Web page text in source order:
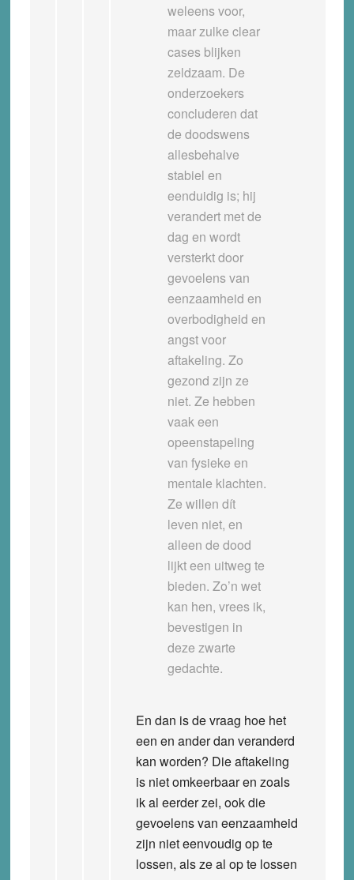
weleens voor,
maar zulke clear
cases blijken
zeldzaam. De
onderzoekers
concluderen dat
de doodswens
allesbehalve
stabiel en
eenduidig is; hij
verandert met de
dag en wordt
versterkt door
gevoelens van
eenzaamheid en
overbodigheid en
angst voor
aftakeling. Zo
gezond zijn ze
niet. Ze hebben
vaak een
opeenstapeling
van fysieke en
mentale klachten.
Ze willen dít
leven niet, en
alleen de dood
lijkt een uitweg te
bieden. Zo’n wet
kan hen, vrees ik,
bevestigen in
deze zwarte
gedachte.
En dan is de vraag hoe het
een en ander dan veranderd
kan worden? Die aftakeling
is niet omkeerbaar en zoals
ik al eerder zei, ook die
gevoelens van eenzaamheid
zijn niet eenvoudig op te
lossen, als ze al op te lossen